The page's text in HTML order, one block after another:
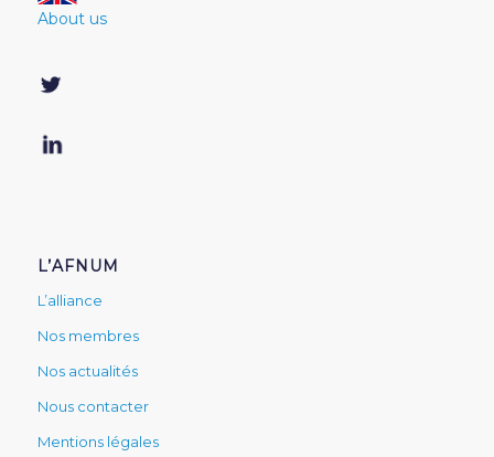
About us
L’AFNUM
L’alliance
Nos membres
Nos actualités
Nous contacter
Mentions légales